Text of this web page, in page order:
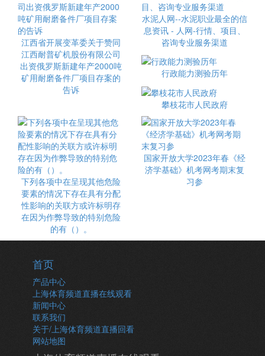
江西省开展变革委关于赞同
江西耐普矿机股份有限公司
出资俄罗斯新建年产2000吨
矿用耐磨备件厂项目存案的
告诉
水泥人网--水泥职业最全的信
息资讯 - 人网-行情、项目、
咨询专业服务渠道
行政能力测验历年
攀枝花市人民政府
下列各项中在呈现其他危险
要素的情况下存在具有分配
性影响的关联方或许标明存
在因为作弊导致的特别危险
的有（）。
国家开放大学2023年春《经
济学基础》机考网考期末复
习参
首页
产品中心
上海体育频道直播在线观看
新闻中心
联系我们
关于/上海体育频道直播回看
网站地图